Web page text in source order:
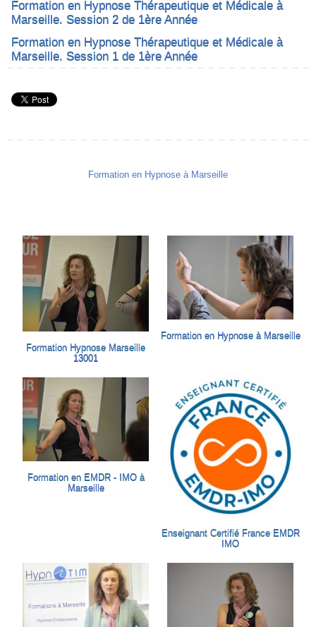
Formation en Hypnose Thérapeutique et Médicale à
Marseille. Session 2 de 1ère Année
Formation en Hypnose Thérapeutique et Médicale à
Marseille. Session 1 de 1ère Année
Formation en Hypnose à Marseille
Formation Hypnose Marseille
13001
Formation en Hypnose à Marseille
Formation en EMDR - IMO à
Marseille
Enseignant Certifié France EMDR
IMO